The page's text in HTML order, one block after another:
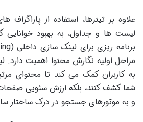
علاوه بر تیترها، استفاده از پاراگراف
لیست ها و جداول، به بهبود
مراحل اولیه نگارش محتوا اهمیت دارد.
به کاربران کمک می کند تا محتوای
شما کشف کنند، بلکه ارزش سئویی
و به موتورهای جستجو در درک ساختار